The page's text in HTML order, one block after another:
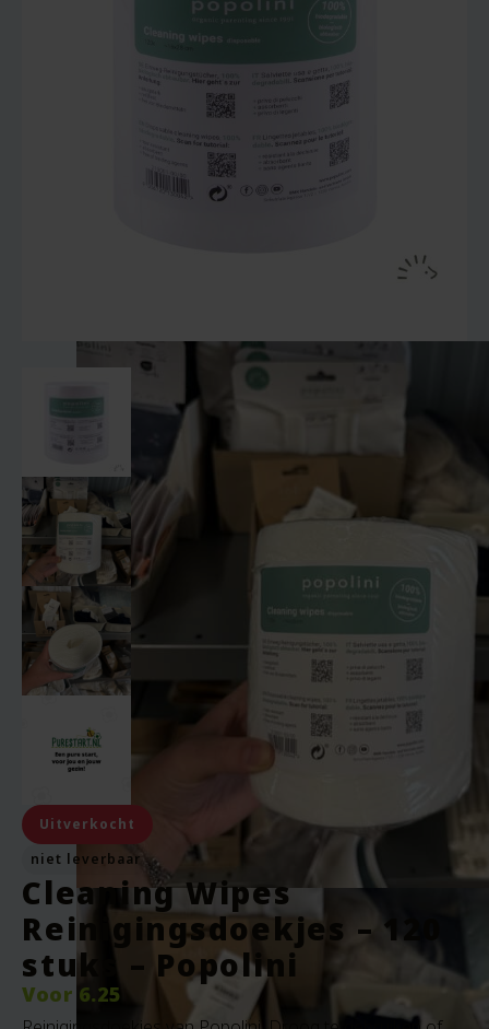
Uitverkocht
niet leverbaar
Cleaning Wipes
Reinigingsdoekjes – 120
stuks – Popolini
Voor 6.25